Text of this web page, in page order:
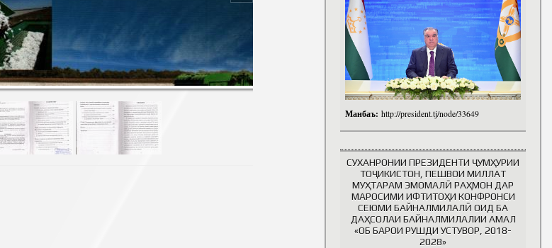
Манбаъ: http://president.tj/node/33649
СУХАНРОНИИ ПРЕЗИДЕНТИ ҶУМҲУРИИ
ТОҶИКИСТОН, ПЕШВОИ МИЛЛАТ
МУҲТАРАМ ЭМОМАЛӢ РАҲМОН ДАР
МАРОСИМИ ИФТИТОҲИ КОНФРОНСИ
СЕЮМИ БАЙНАЛМИЛАЛӢ ОИД БА
ДАҲСОЛАИ БАЙНАЛМИЛАЛИИ АМАЛ
«ОБ БАРОИ РУШДИ УСТУВОР, 2018-
2028»